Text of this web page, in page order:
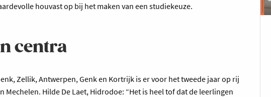
houvast op bij het maken van een studiekeuze.
centra
Zellik, Antwerpen, Genk en Kortrijk is er voor het tweede jaar op rij
Hilde De Laet, Hidrodoe: “Het is heel tof dat de leerlingen